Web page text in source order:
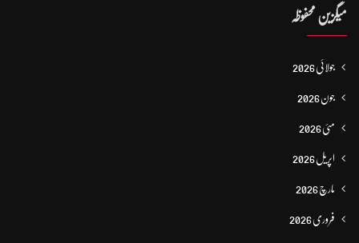
میگزین محفوظہ
جولائی 2026
جون 2026
مئی 2026
اپریل 2026
مارچ 2026
فروری 2026